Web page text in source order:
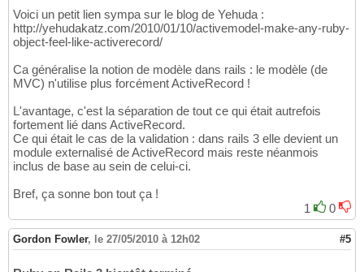
Voici un petit lien sympa sur le blog de Yehuda :
http://yehudakatz.com/2010/01/10/activemodel-make-any-ruby-
object-feel-like-activerecord/
Ca généralise la notion de modèle dans rails : le modèle (de
MVC) n'utilise plus forcément ActiveRecord !
L'avantage, c'est la séparation de tout ce qui était autrefois
fortement lié dans ActiveRecord.
Ce qui était le cas de la validation : dans rails 3 elle devient un
module externalisé de ActiveRecord mais reste néanmois
inclus de base au sein de celui-ci.
Bref, ça sonne bon tout ça !
1
0
Gordon Fowler, le 27/05/2010 à 12h02 #5